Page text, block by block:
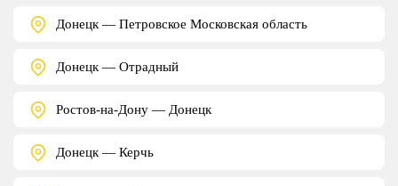
Донецк — Петровское Московская область
Донецк — Отрадный
Ростов-на-Дону — Донецк
Донецк — Керчь